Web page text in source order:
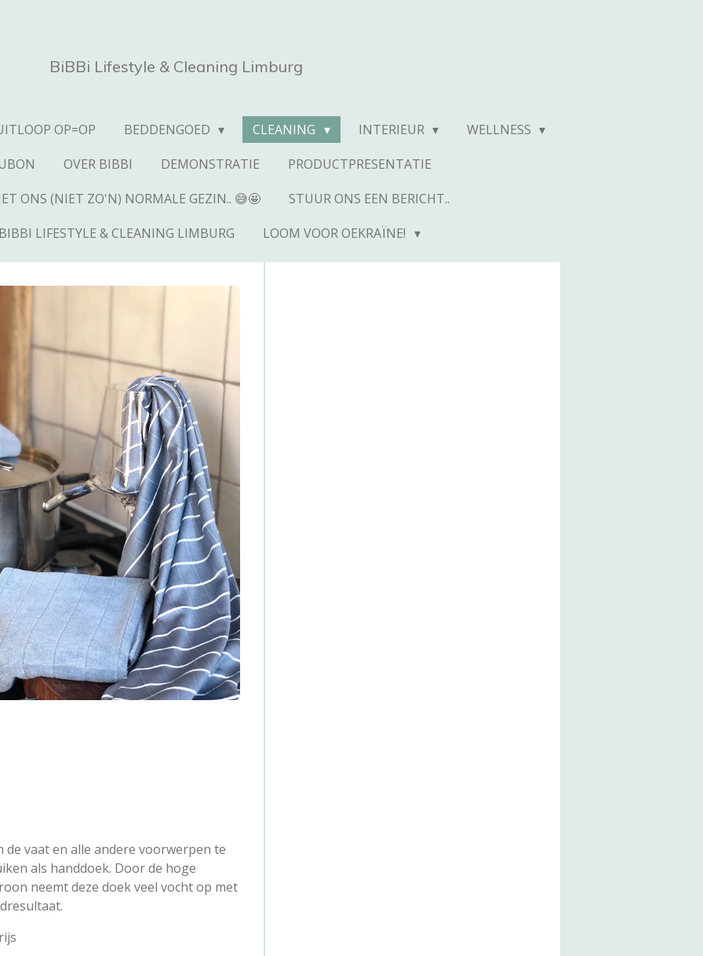
BiBBi Lifestyle & Cleaning Limburg
OP=OP BEDDENGOED CLEANING INTERIEUR
WELLNESS
OVER BIBBI DEMONSTRATIE
PRODUCTPRESENTATIE
ONS (NIET ZO'N) NORMALE GEZIN.. 😅🤩
STUUR ONS EEN BERICHT..
LIFESTYLE & CLEANING LIMBURG
LOOM VOOR OEKRAÏNE!
de vaat en alle andere voorwerpen te
als handdoek. Door de hoge
neemt deze doek veel vocht op met